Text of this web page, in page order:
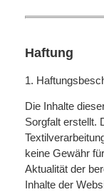
Haftung
1.
Die Inhalte
Sorgfalt erstellt.
keine Gewähr
Aktualität der
Inhalte der